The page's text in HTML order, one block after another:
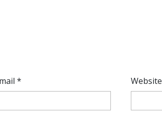
* Website